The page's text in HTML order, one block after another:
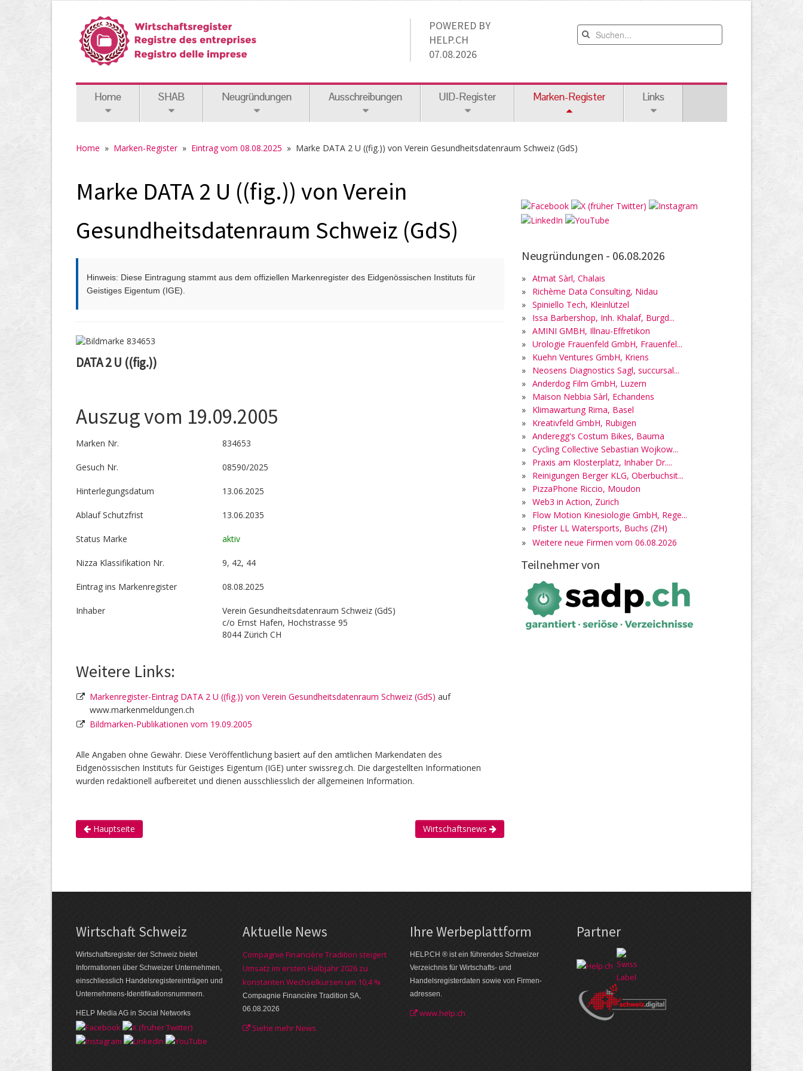
POWERED BY
HELP.CH
07.08.2026
Home SHAB Neugründungen Ausschreibungen UID-Register Marken-Register Links
Home » Marken-Register» Eintrag vom 08.08.2025 » Marke DATA 2 U ((fig.)) von Verein Gesundheitsdatenraum Schweiz (GdS)
Marke DATA 2 U ((fig.)) von Verein
Gesundheitsdatenraum Schweiz (GdS)
Hinweis: Diese Eintragung stammt aus dem offiziellen Markenregister des Eidgenössischen Instituts für
Geistiges Eigentum (IGE).
DATA 2 U ((fig.))
Auszug vom 19.09.2005
Marken Nr. 834653
Gesuch Nr. 08590/2025
Hinterlegungs­datum 13.06.2025
Ablauf Schutzfrist 13.06.2035
Status Marke aktiv
Nizza Klassifikation Nr. 9, 42, 44
Eintrag ins Markenregister 08.08.2025
Inhaber
Verein Gesundheitsdatenraum Schweiz (GdS)
c/o Ernst Hafen, Hochstrasse 95
8044 Zürich CH
Weitere Links:
Markenregister-Eintrag DATA 2 U ((fig.)) von Verein Gesundheitsdatenraum Schweiz (GdS) auf
www.markenmeldungen.ch
Bildmarken-Publikationen vom 19.09.2005
Alle Angaben ohne Gewähr. Diese Veröffentlichung basiert auf den amtlichen Markendaten des
Eidgenössischen Instituts für Geistiges Eigentum (IGE) unter swissreg.ch. Die dargestellten Informationen
wurden redaktionell aufbereitet und dienen ausschliesslich der allgemeinen Information.
Hauptseite Wirtschaftsnews
Neugründungen - 06.08.2026
» Atmat Sàrl, Chalais
»
Richème Data Consulting, Nidau
» Spiniello Tech, Kleinlützel
»
Issa Barbershop, Inh. Khalaf, Burgd...
» AMINI GMBH, Illnau-Effretikon
» Urologie Frauenfeld GmbH, Frauenfel...
»
Kuehn Ventures GmbH, Kriens
»
Neosens Diagnostics Sagl, succursal...
» Anderdog Film GmbH, Luzern
»
Maison Nebbia Sàrl, Echandens
»
Klimawartung Rima, Basel
»
Kreativfeld GmbH, Rubigen
» Anderegg's Costum Bikes, Bauma
» Cycling Collective Sebastian Wojkow...
»
Praxis am Klosterplatz, Inhaber Dr....
»
Reinigungen Berger KLG, Oberbuchsit...
»
PizzaPhone Riccio, Moudon
» Web3 in Action, Zürich
»
Flow Motion Kinesiologie GmbH, Rege...
»
Pfister LL Watersports, Buchs (ZH)
» Weitere neue Firmen vom 06.08.2026
Teilnehmer von
Wirtschaft Schweiz
Wirtschaftsregister der Schweiz bietet
Informationen über Schweizer Unternehmen,
einschliesslich Handelsregistereinträgen und
Unternehmens-Identifikationsnummern.
HELP Media AG in Social Networks
Aktuelle News
Compagnie Financière Tradition steigert
Umsatz im ersten Halbjahr 2026 zu
konstanten Wechselkursen um 10,4 %
Compagnie Financière Tradition SA,
06.08.2026
Siehe mehr News
Ihre Werbe­plattform
HELP.CH ® ist ein führendes Schweizer
Verzeichnis für Wirtschafts- und
Handelsregisterdaten sowie von Firmen­
adressen.
www.help.ch
Partner